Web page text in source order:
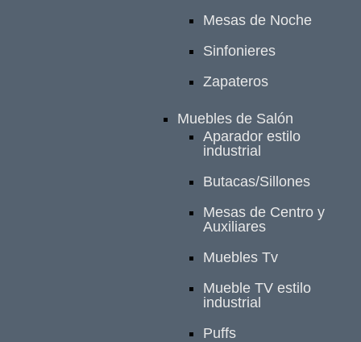
Mesas de Noche
Sinfonieres
Zapateros
Muebles de Salón
Aparador estilo
industrial
Butacas/Sillones
Mesas de Centro y
Auxiliares
Muebles Tv
Mueble TV estilo
industrial
Puffs